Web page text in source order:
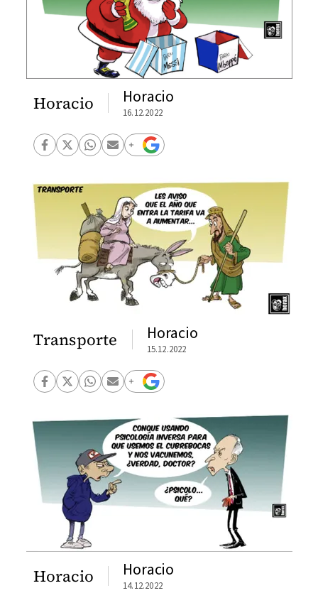
Horacio Horacio
16.12.2022
Transporte Horacio
15.12.2022
Horacio Horacio
14.12.2022